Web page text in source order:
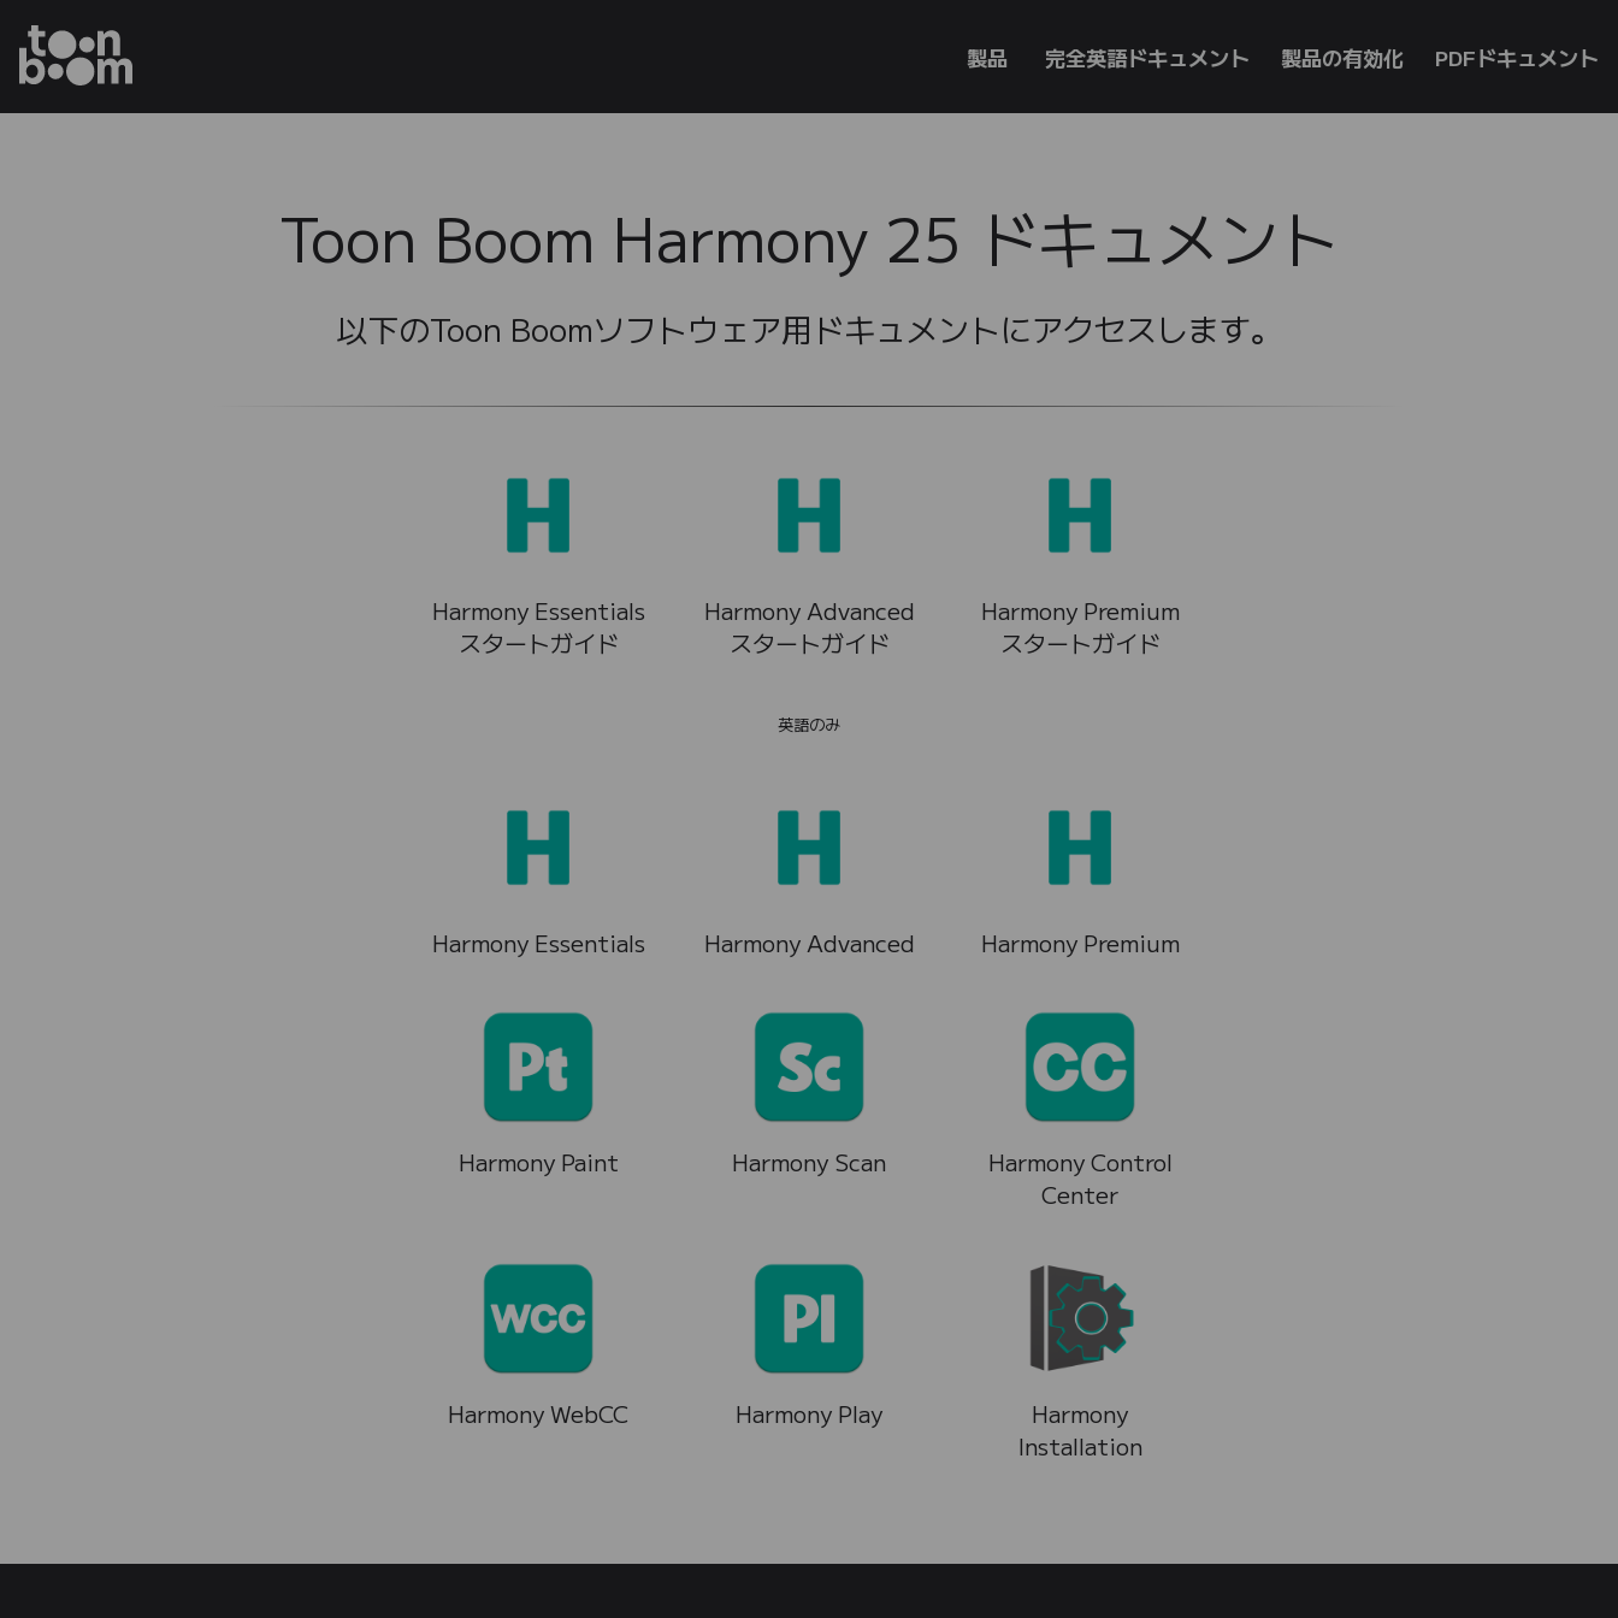
製品 完全英語ドキュメント 製品の有効化 PDFドキュメント
Toon Boom Harmony 25 ドキュメント
以下のToon Boomソフトウェア用ドキュメントにアクセスします。
Harmony Essentials
スタートガイド
Harmony Advanced
スタートガイド
Harmony Premium
スタートガイド
英語のみ
Harmony Essentials Harmony Advanced Harmony Premium
Harmony Paint Harmony Scan
Harmony Control
Center
Harmony WebCC Harmony Play
Harmony
Installation